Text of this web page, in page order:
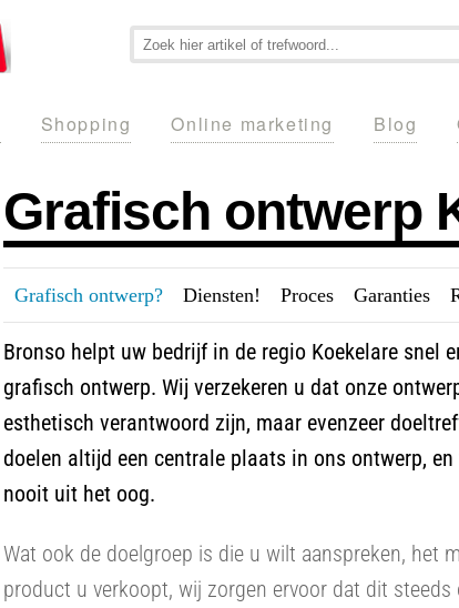
Shopping Online marketing Blog
Grafisch ontwerp
Grafisch ontwerp?--- Diensten! Proces--- Garanties---
Bronso helpt uw bedrijf in de regio Koekelare snel
grafisch ontwerp. Wij verzekeren u dat onze
esthetisch verantwoord zijn, maar evenzeer
doelen altijd een centrale plaats in ons ontwerp, en
nooit uit het oog.
Wat ook de doelgroep is die u wilt aanspreken, het
product u verkoopt, wij zorgen ervoor dat dit steeds